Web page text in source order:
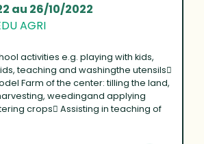
au 26/10/2022
AGRI
activities e.g. playing with kids,
teaching and washingthe utensils
Farm of the center: tilling the land,
weedingand applying
crops Assisting in teaching of